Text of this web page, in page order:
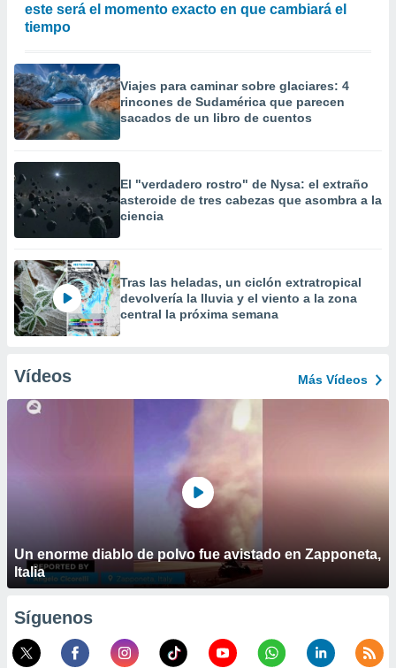
este será el momento exacto en que cambiará el
tiempo
Viajes para caminar sobre glaciares: 4
rincones de Sudamérica que parecen
sacados de un libro de cuentos
El "verdadero rostro" de Nysa: el extraño
asteroide de tres cabezas que asombra a la
ciencia
Tras las heladas, un ciclón extratropical
devolvería la lluvia y el viento a la zona
central la próxima semana
Vídeos Más Vídeos
Un enorme diablo de polvo fue avistado en Zapponeta,
Italia
Síguenos